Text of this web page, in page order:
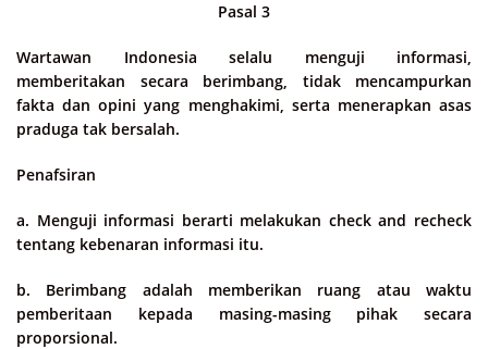
Pasal 3
Wartawan Indonesia selalu menguji informasi,
memberitakan secara berimbang, tidak mencampurkan
fakta dan opini yang menghakimi, serta menerapkan asas
praduga tak bersalah.
Penafsiran
a. Menguji informasi berarti melakukan check and recheck
tentang kebenaran informasi itu.
b. Berimbang adalah memberikan ruang atau waktu
pemberitaan kepada masing-masing pihak secara
proporsional.